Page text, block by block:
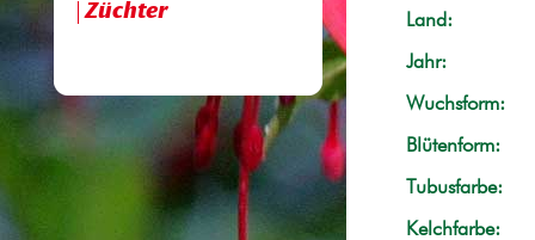
Züchter
Land:
Jahr:
Wuchsform:
Blütenform:
Tubusfarbe:
Kelchfarbe: